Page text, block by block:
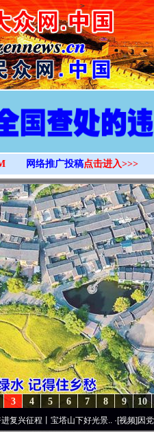
>
网络推广投稿点击进入>>>
10
9
8
7
6
5
4
3
宝塔山下好光景..·[视频]因党而生 为党